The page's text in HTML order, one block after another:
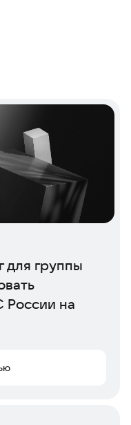
для группы
России на